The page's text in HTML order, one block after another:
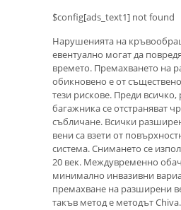
$config[ads_text1] not found
Нарушенията на
евентуално могат да
времето. Премахването на
обикновено е от
тези рискове. Преди
багажника се отстраняват
събличане. Всички
вени са взети от
система. Снимането се
20 век. Междувременно
минимално инвазивни
премахване на разширени
такъв метод е методът Chiva.